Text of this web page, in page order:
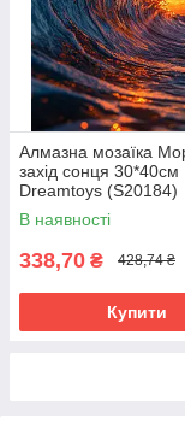
Алмазна мозаїка
захід сонця 30*40см
Dreamtoys (S20184)
В наявності
338,70 ₴ 428,74 ₴
Купити